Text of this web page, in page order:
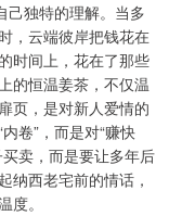
己独特的理解。当多
，云端彼岸把钱花在
时间上，花在了那些
的恒温姜茶，不仅温
页，是对新人爱情的
卷”，而是对“赚快
卖，而是要让多年后
纳西老宅前的情话，
度。